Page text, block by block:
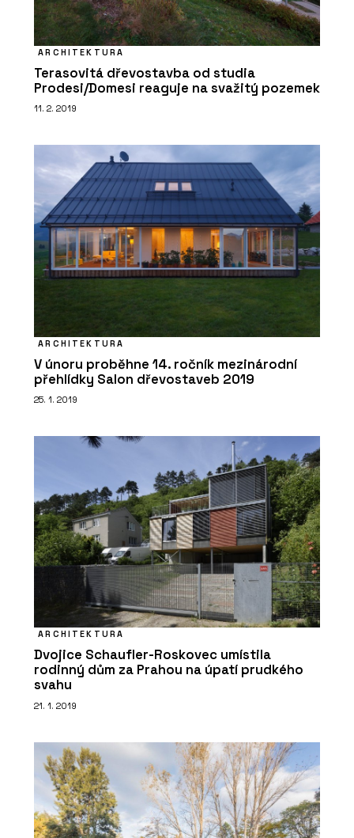
ARCHITEKTURA
Terasovitá dřevostavba od studia
Prodesi/Domesi reaguje na svažitý pozemek
11. 2. 2019
ARCHITEKTURA
V únoru proběhne 14. ročník mezinárodní
přehlídky Salon dřevostaveb 2019
25. 1. 2019
ARCHITEKTURA
Dvojice Schaufler-Roskovec umístila
rodinný dům za Prahou na úpatí prudkého
svahu
21. 1. 2019